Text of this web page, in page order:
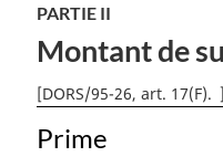
PARTIE II
Montant de
[DORS/95-26, art. 17(F) ]
Prime